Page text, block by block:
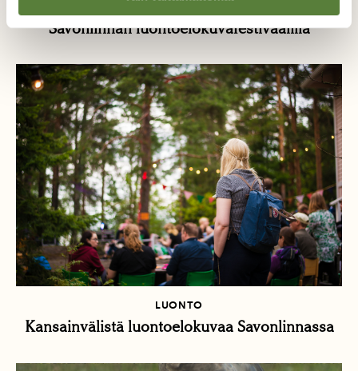
Savonlinnan luontoelokuvafestivaalilla
LUONTO
Kansainvälistä luontoelokuvaa Savonlinnassa